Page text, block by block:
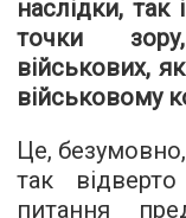
наслідки, так
точки
військових,
військовому
Це,
так
питання